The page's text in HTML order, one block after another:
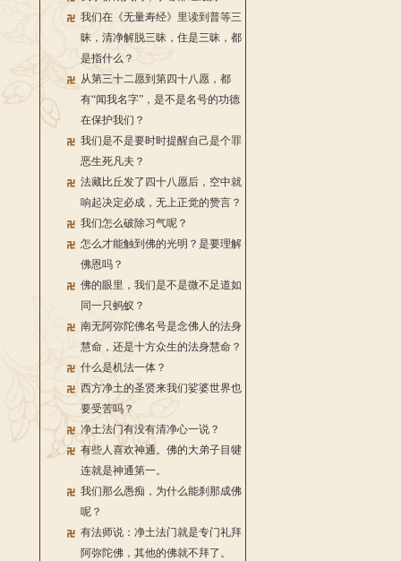
我们在《无量寿经》里读到普等三
昧，清净解脱三昧，住是三昧，都
是指什么？
从第三十二愿到第四十八愿，都
有“闻我名字”，是不是名号的功德
在保护我们？
我们是不是要时时提醒自己是个罪
恶生死凡夫？
法藏比丘发了四十八愿后，空中就
响起决定必成，无上正觉的赞言？
我们怎么破除习气呢？
怎么才能触到佛的光明？是要理解
佛恩吗？
佛的眼里，我们是不是微不足道如
同一只蚂蚁？
南无阿弥陀佛名号是念佛人的法身
慧命，还是十方众生的法身慧命？
什么是机法一体？
西方净土的圣贤来我们娑婆世界也
要受苦吗？
净土法门有没有清净心一说？
有些人喜欢神通。佛的大弟子目犍
连就是神通第一。
我们那么愚痴，为什么能刹那成佛
呢？
有法师说：净土法门就是专门礼拜
阿弥陀佛，其他的佛就不拜了。